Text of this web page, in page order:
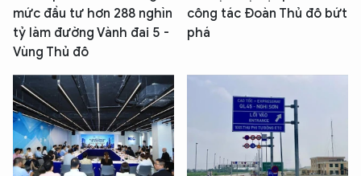
mức đầu tư hơn 288 nghìn
tỷ làm đường Vành đai 5 -
Vùng Thủ đô
công tác Đoàn Thủ đô bứt
phá